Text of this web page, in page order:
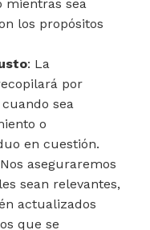
mientras sea
los propósitos
: La
por
sea
o
en cuestión.
aseguraremos
sean relevantes,
actualizados
que se